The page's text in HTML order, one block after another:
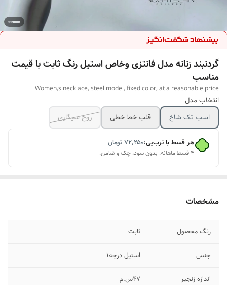
گردنبند زنانه مدل فانتزی وخاص استیل رنگ ثابت با قیمت
مناسب
Women,s necklace, steel model, fixed color, at a reasonable price
انتخاب مدل
اسب تک شاخ
قلب خط خطی روح سیگاری
هر قسط با ترب‌پی:۷۲٬۲۵۰تومان
۴ قسط ماهانه. بدون سود، چک و ضامن.
مشخصات
رنگ محصول ثابت
جنس استیل درجه۱
اندازه زنجیر ۴۷س.م